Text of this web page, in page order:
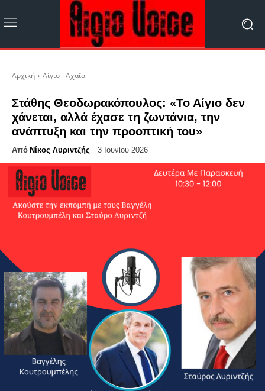
Αρχική Αίγιο - Αχαΐα
Στάθης Θεοδωρακόπουλος: «Το Αίγιο δεν
χάνεται, αλλά έχασε τη ζωντάνια, την
ανάπτυξη και την προοπτική του»
Από Νίκος Λυριντζής 3 Ιουνίου 2026